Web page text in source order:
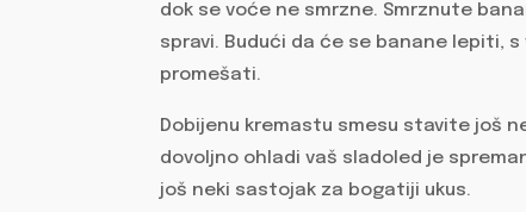
dok se voće ne smrzne. Smrznute
spravi. Budući da će se banane lepiti,
promešati.
Dobijenu kremastu smesu stavite još
dovoljno ohladi vaš sladoled je
još neki sastojak za bogatiji ukus.